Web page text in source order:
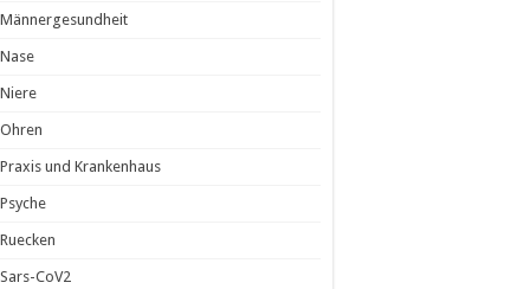
Männergesundheit
Nase
Niere
Ohren
Praxis und Krankenhaus
Psyche
Ruecken
Sars-CoV2